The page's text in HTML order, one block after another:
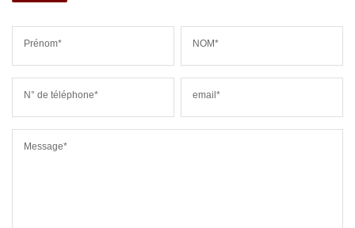
Prénom* NOM*
N° de téléphone* email*
Message*